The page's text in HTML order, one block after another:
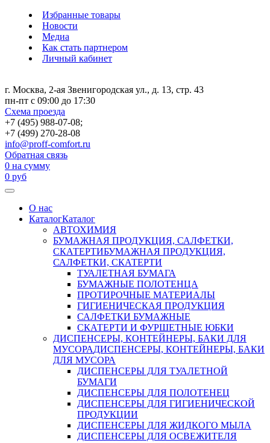
Избранные товары
Новости
Медиа
Как стать партнером
Личный кабинет
г. Москва, 2-ая Звенигородская ул., д. 13, стр. 43
пн-пт с 09:00 до 17:30
Схема проезда
+7 (495) 988-07-08;
+7 (499) 270-28-08
info@proff-comfort.ru
Обратная связь
0 на сумму
0 руб
О нас
КаталогКаталог
АВТОХИМИЯ
БУМАЖНАЯ ПРОДУКЦИЯ, САЛФЕТКИ,
СКАТЕРТИБУМАЖНАЯ ПРОДУКЦИЯ,
САЛФЕТКИ, СКАТЕРТИ
ТУАЛЕТНАЯ БУМАГА
БУМАЖНЫЕ ПОЛОТЕНЦА
ПРОТИРОЧНЫЕ МАТЕРИАЛЫ
ГИГИЕНИЧЕСКАЯ ПРОДУКЦИЯ
САЛФЕТКИ БУМАЖНЫЕ
СКАТЕРТИ И ФУРШЕТНЫЕ ЮБКИ
ДИСПЕНСЕРЫ, КОНТЕЙНЕРЫ, БАКИ ДЛЯ
МУСОРАДИСПЕНСЕРЫ, КОНТЕЙНЕРЫ, БАКИ
ДЛЯ МУСОРА
ДИСПЕНСЕРЫ ДЛЯ ТУАЛЕТНОЙ
БУМАГИ
ДИСПЕНСЕРЫ ДЛЯ ПОЛОТЕНЕЦ
ДИСПЕНСЕРЫ ДЛЯ ГИГИЕНИЧЕСКОЙ
ПРОДУКЦИИ
ДИСПЕНСЕРЫ ДЛЯ ЖИДКОГО МЫЛА
ДИСПЕНСЕРЫ ДЛЯ ОСВЕЖИТЕЛЯ